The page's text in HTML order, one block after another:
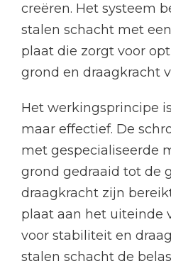
creëren. Het systeem
stalen schacht met
plaat die zorgt voor
grond en draagkracht
Het werkingsprincipe
maar effectief. De
met gespecialiseerde
grond gedraaid tot de
draagkracht zijn
plaat aan het uiteinde
voor stabiliteit en
stalen schacht de